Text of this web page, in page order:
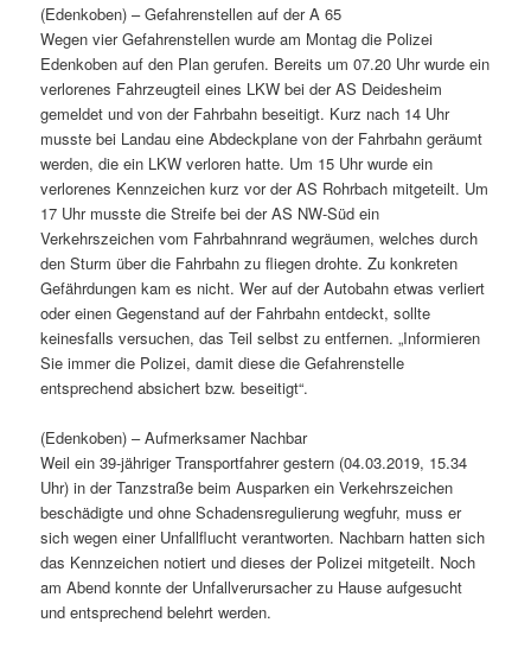
(Edenkoben) – Gefahrenstellen auf der A 65
Wegen vier Gefahrenstellen wurde am Montag die Polizei
Edenkoben auf den Plan gerufen. Bereits um 07.20 Uhr wurde ein
verlorenes Fahrzeugteil eines LKW bei der AS Deidesheim
gemeldet und von der Fahrbahn beseitigt. Kurz nach 14 Uhr
musste bei Landau eine Abdeckplane von der Fahrbahn geräumt
werden, die ein LKW verloren hatte. Um 15 Uhr wurde ein
verlorenes Kennzeichen kurz vor der AS Rohrbach mitgeteilt. Um
17 Uhr musste die Streife bei der AS NW-Süd ein
Verkehrszeichen vom Fahrbahnrand wegräumen, welches durch
den Sturm über die Fahrbahn zu fliegen drohte. Zu konkreten
Gefährdungen kam es nicht. Wer auf der Autobahn etwas verliert
oder einen Gegenstand auf der Fahrbahn entdeckt, sollte
keinesfalls versuchen, das Teil selbst zu entfernen. „Informieren
Sie immer die Polizei, damit diese die Gefahrenstelle
entsprechend absichert bzw. beseitigt“.
(Edenkoben) – Aufmerksamer Nachbar
Weil ein 39-jähriger Transportfahrer gestern (04.03.2019, 15.34
Uhr) in der Tanzstraße beim Ausparken ein Verkehrszeichen
beschädigte und ohne Schadensregulierung wegfuhr, muss er
sich wegen einer Unfallflucht verantworten. Nachbarn hatten sich
das Kennzeichen notiert und dieses der Polizei mitgeteilt. Noch
am Abend konnte der Unfallverursacher zu Hause aufgesucht
und entsprechend belehrt werden.